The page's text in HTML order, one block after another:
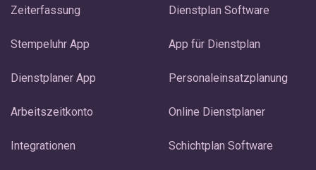
Zeiterfassung
Stempeluhr App
Dienstplaner App
Arbeitszeitkonto
Integrationen
Dienstplan Software
App für Dienstplan
Personaleinsatzplanung
Online Dienstplaner
Schichtplan Software